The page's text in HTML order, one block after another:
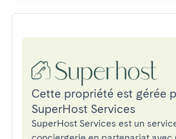
Cette propriété est gérée
SuperHost Services
SuperHost Services est un